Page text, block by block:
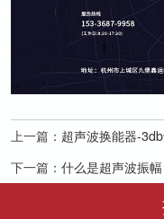
上一篇： 超声波换能器-
下一篇： 什么是超声波振